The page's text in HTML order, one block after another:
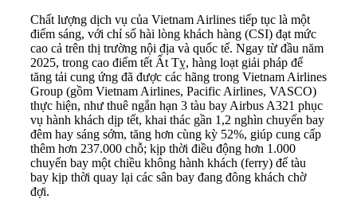
Chất lượng dịch vụ của Vietnam Airlines tiếp tục là một
điểm sáng, với chỉ số hài lòng khách hàng (CSI) đạt mức
cao cả trên thị trường nội địa và quốc tế. Ngay từ đầu năm
2025, trong cao điểm tết Ất Tỵ, hàng loạt giải pháp để
tăng tải cung ứng đã được các hãng trong Vietnam Airlines
Group (gồm Vietnam Airlines, Pacific Airlines, VASCO)
thực hiện, như thuê ngắn hạn 3 tàu bay Airbus A321 phục
vụ hành khách dịp tết, khai thác gần 1,2 nghìn chuyến bay
đêm hay sáng sớm, tăng hơn cùng kỳ 52%, giúp cung cấp
thêm hơn 237.000 chỗ; kịp thời điều động hơn 1.000
chuyến bay một chiều không hành khách (ferry) để tàu
bay kịp thời quay lại các sân bay đang đông khách chờ
đợi.